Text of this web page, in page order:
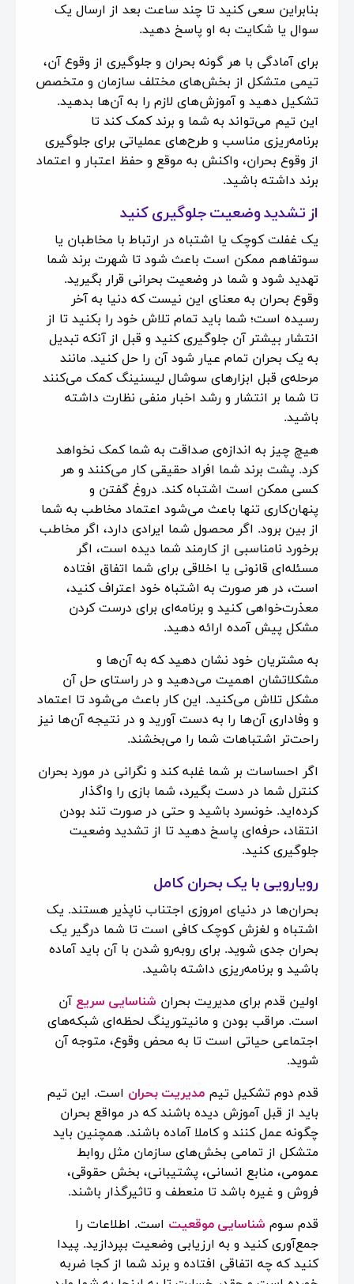
بنابراین سعی کنید تا چند ساعت بعد از ارسال یک
سوال یا شکایت به او پاسخ دهید.
برای آمادگی با هر گونه بحران و جلوگیری از وقوع آن،
تیمی متشکل از بخش‌های مختلف سازمان و متخصص
تشکیل دهید و آموزش‌های لازم را به آن‌ها بدهید.
این تیم می‌تواند به شما و برند کمک کند تا
برنامه‌ریزی مناسب و طرح‌های عملیاتی برای جلوگیری
از وقوع بحران، واکنش به موقع و حفظ اعتبار و اعتماد
برند داشته باشید.
از تشدید وضعیت جلوگیری کنید
یک غفلت کوچک یا اشتباه در ارتباط با مخاطبان یا
سوتفاهم ممکن است باعث شود تا شهرت برند شما
تهدید شود و شما در وضعیت بحرانی قرار بگیرید.
وقوع بحران به معنای این نیست که دنیا به آخر
رسیده است؛ شما باید تمام تلاش خود را بکنید تا از
انتشار بیشتر آن جلوگیری کنید و قبل از آنکه تبدیل
به یک بحران تمام عیار شود آن را حل کنید. مانند
مرحله‌ی قبل ابزارهای سوشال لیسنینگ کمک می‌کنند
تا شما بر انتشار و رشد اخبار منفی نظارت داشته
باشید.
هیچ چیز به اندازه‌ی صداقت به شما کمک نخواهد
کرد. پشت برند شما افراد حقیقی کار می‌کنند و هر
کسی ممکن است اشتباه کند. دروغ گفتن و
پنهان‌کاری تنها باعث می‌شود اعتماد مخاطب به شما
از بین برود. اگر محصول شما ایرادی دارد، اگر مخاطب
برخورد نامناسبی از کارمند شما دیده است، اگر
مسئله‌ای قانونی یا اخلاقی برای شما اتفاق افتاده
است، در هر صورت به اشتباه خود اعتراف کنید،
معذرت‌خواهی کنید و برنامه‌ای برای درست کردن
مشکل پیش آمده ارائه دهید.
به مشتریان خود نشان دهید که به آن‌ها و
مشکلاتشان اهمیت می‌دهید و در راستای حل آن
مشکل تلاش می‌کنید. این کار باعث می‌شود تا اعتماد
و وفاداری آن‌ها را به دست آورید و در نتیجه آن‌ها نیز
راحت‌تر اشتباهات شما را می‌بخشند.
اگر احساسات بر شما غلبه کند و نگرانی در مورد بحران
کنترل شما در دست بگیرد، شما بازی را واگذار
کرده‌اید. خونسرد باشید و حتی در صورت تند بودن
انتقاد، حرفه‌ای پاسخ دهید تا از تشدید وضعیت
جلوگیری کنید.
رویارویی با یک بحران کامل
بحران‌ها در دنیای امروزی اجتناب ناپذیر هستند. یک
اشتباه و لغزش کوچک کافی است تا شما درگیر یک
بحران جدی شوید. برای روبه‌رو شدن با آن باید آماده
باشید و برنامه‌ریزی داشته باشید.
اولین قدم برای مدیریت بحران شناسایی سریع آن
است. مراقب بودن و مانیتورینگ لحظه‌ای شبکه‌های
اجتماعی حیاتی است تا به محض وقوع، متوجه آن
شوید.
قدم دوم تشکیل تیم مدیریت بحران است. این تیم
باید از قبل آموزش دیده باشند که در مواقع بحران
چگونه عمل کنند و کاملا آماده باشند. همچنین باید
متشکل از تمامی بخش‌های سازمان مثل روابط
عمومی، منابع انسانی، پشتیبانی، بخش حقوقی،
فروش و غیره باشد تا منعطف و تاثیرگذار باشند.
قدم سوم شناسایی موقعیت است. اطلاعات را
جمع‌آوری کنید و به ارزیابی وضعیت بپردازید. پیدا
کنید که چه اتفاقی افتاده و برند شما از کجا ضربه